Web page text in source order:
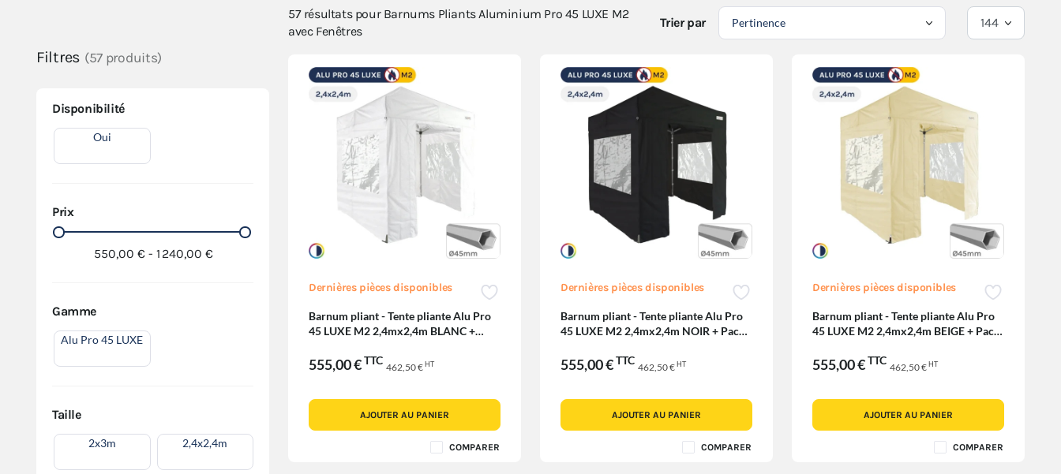
Filtres (57 produits)
Disponibilité
Oui
Prix
550,00 € - 1 240,00 €
Gamme
Alu Pro 45 LUXE
Taille
2x3m 2,4x2,4m
57 résultats pour Barnums Pliants Aluminium Pro 45 LUXE M2
avec Fenêtres
Trier par
Dernières pièces disponibles
Barnum pliant - Tente pliante Alu Pro
45 LUXE M2 2,4mx2,4m BLANC +
555,00 €TTC
462,50 €HT
AJOUTER AU PANIER
COMPARER
Dernières pièces disponibles
Barnum pliant - Tente pliante Alu Pro
45 LUXE M2 2,4mx2,4m NOIR + Pack
555,00 €TTC
462,50 €HT
AJOUTER AU PANIER
COMPARER
Dernières pièces disponibles
Barnum pliant - Tente pliante Alu Pro
45 LUXE M2 2,4mx2,4m BEIGE + Pack
555,00 €TTC
462,50 €HT
AJOUTER AU PANIER
COMPARER